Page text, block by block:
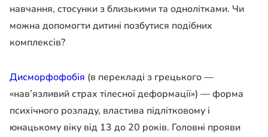
навчання, стосунки з близькими та однолітками. Чи
можна допомогти дитині позбутися подібних
комплексів?
Дисморфофобія (в перекладі з грецького —
«нав’язливий страх тілесної деформації») — форма
психічного розладу, властива підлітковому і
юнацькому віку від 13 до 20 років. Головні прояви